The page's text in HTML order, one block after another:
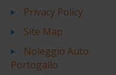
Privacy Policy
Site Map
Noleggio Auto
Portogallo